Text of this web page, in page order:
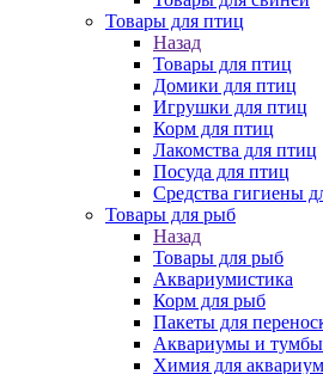
Товары для птиц
Назад
Товары для птиц
Домики для птиц
Игрушки для птиц
Корм для птиц
Лакомства для птиц
Посуда для птиц
Средства гигиены
Товары для рыб
Назад
Товары для рыб
Аквариумистика
Корм для рыб
Пакеты для
Аквариумы и тумбы
Химия для